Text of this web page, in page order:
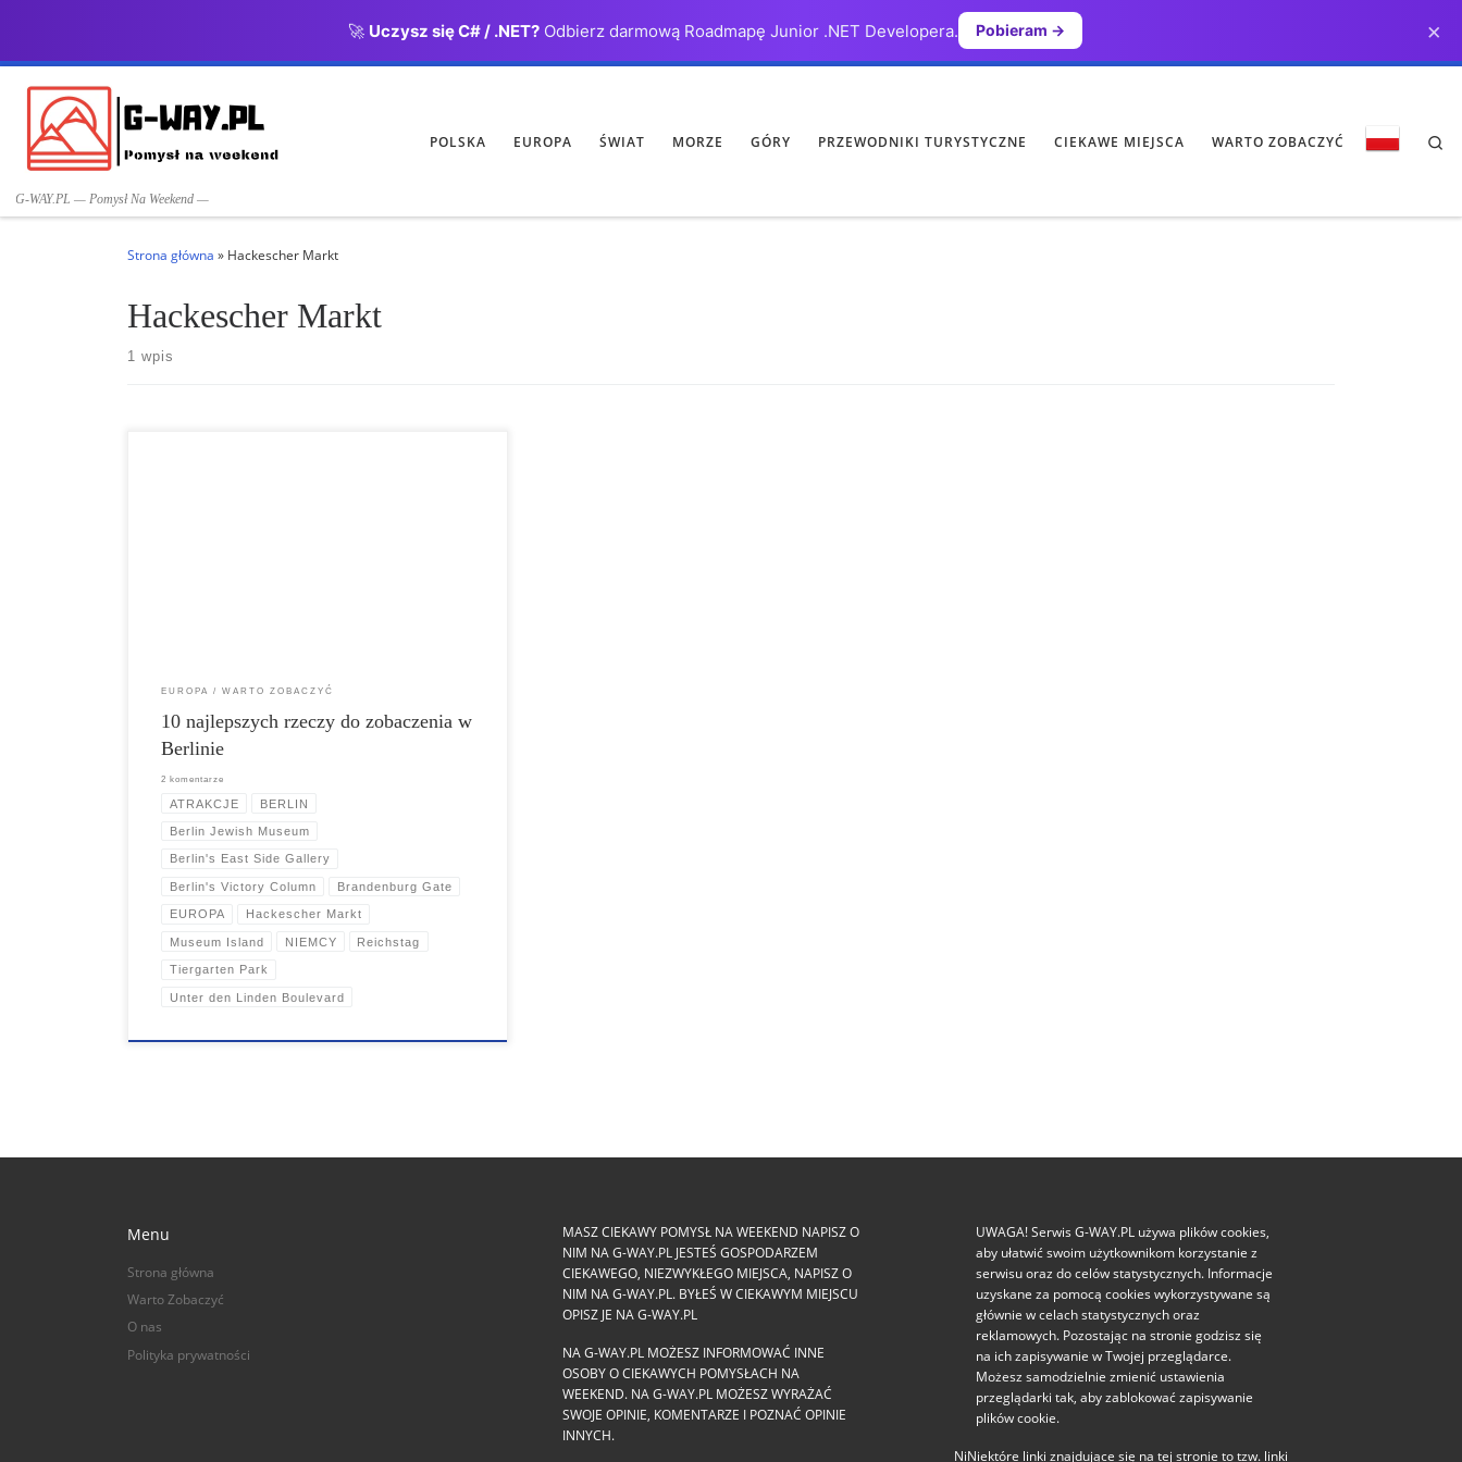
🚀 Uczysz się C# / .NET?Odbierz darmową Roadmapę Junior .NET Developera. Pobieram → ×
G-WAY.PL — Pomysł Na Weekend —
POLSKA EUROPA ŚWIAT MORZE GÓRY PRZEWODNIKI TURYSTYCZNE CIEKAWE MIEJSCA WARTO ZOBACZYĆ
Strona główna » Hackescher Markt
Hackescher Markt
1 wpis
EUROPA WARTO ZOBACZYĆ
10 najlepszych rzeczy do zobaczenia w
Berlinie
2 komentarze
ATRAKCJE BERLIN
Berlin Jewish Museum
Berlin's East Side Gallery
Berlin's Victory Column Brandenburg Gate
EUROPA Hackescher Markt
Museum Island NIEMCY Reichstag
Tiergarten Park
Unter den Linden Boulevard
Menu
Strona główna
Warto Zobaczyć
O nas
Polityka prywatności
MASZ CIEKAWY POMYSŁ NA WEEKEND NAPISZ O
NIM NA G-WAY.PL JESTEŚ GOSPODARZEM
CIEKAWEGO, NIEZWYKŁEGO MIEJSCA, NAPISZ O
NIM NA G-WAY.PL. BYŁEŚ W CIEKAWYM MIEJSCU
OPISZ JE NA G-WAY.PL
NA G-WAY.PL MOŻESZ INFORMOWAĆ INNE
OSOBY O CIEKAWYCH POMYSŁACH NA
WEEKEND. NA G-WAY.PL MOŻESZ WYRAŻAĆ
SWOJE OPINIE, KOMENTARZE I POZNAĆ OPINIE
INNYCH.
UWAGA! Serwis G-WAY.PL używa plików cookies,
aby ułatwić swoim użytkownikom korzystanie z
serwisu oraz do celów statystycznych. Informacje
uzyskane za pomocą cookies wykorzystywane są
głównie w celach statystycznych oraz
reklamowych. Pozostając na stronie godzisz się
na ich zapisywanie w Twojej przeglądarce.
Możesz samodzielnie zmienić ustawienia
przeglądarki tak, aby zablokować zapisywanie
plików cookie.
NiNiektóre linki znajdujące się na tej stronie to tzw. linki